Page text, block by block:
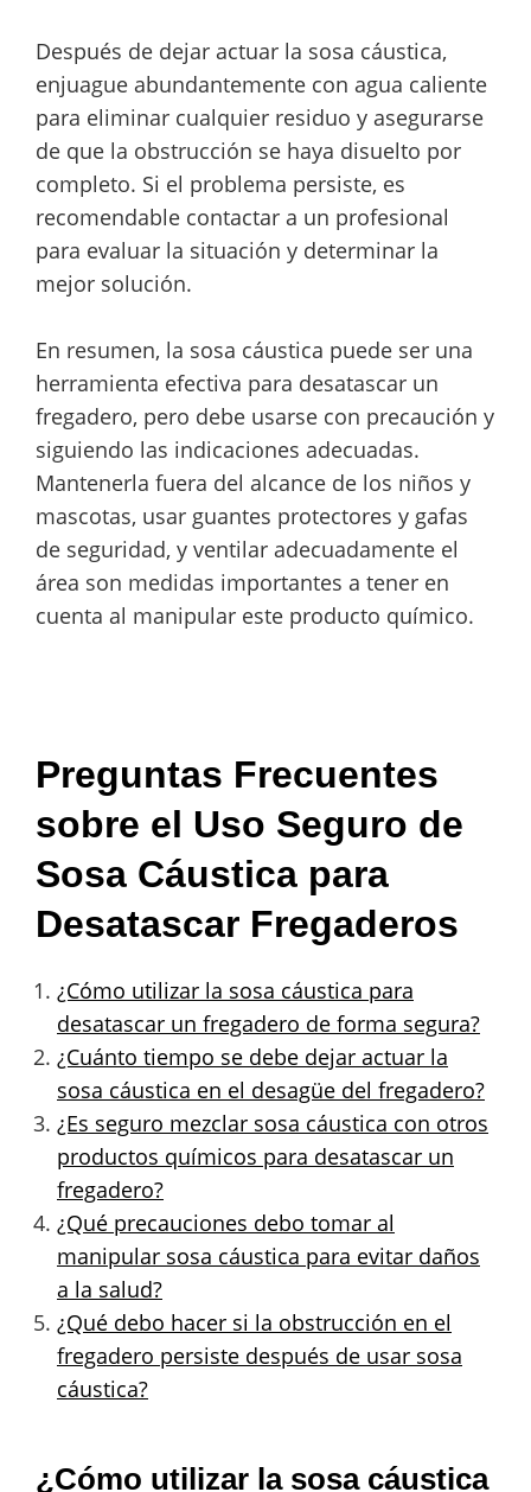
Después de dejar actuar la sosa cáustica,
enjuague abundantemente con agua caliente
para eliminar cualquier residuo y asegurarse
de que la obstrucción se haya disuelto por
completo. Si el problema persiste, es
recomendable contactar a un profesional
para evaluar la situación y determinar la
mejor solución.
En resumen, la sosa cáustica puede ser una
herramienta efectiva para desatascar un
fregadero, pero debe usarse con precaución y
siguiendo las indicaciones adecuadas.
Mantenerla fuera del alcance de los niños y
mascotas, usar guantes protectores y gafas
de seguridad, y ventilar adecuadamente el
área son medidas importantes a tener en
cuenta al manipular este producto químico.
Preguntas Frecuentes
sobre el Uso Seguro de
Sosa Cáustica para
Desatascar Fregaderos
¿Cómo utilizar la sosa cáustica para
desatascar un fregadero de forma segura?
¿Cuánto tiempo se debe dejar actuar la
sosa cáustica en el desagüe del fregadero?
¿Es seguro mezclar sosa cáustica con otros
productos químicos para desatascar un
fregadero?
¿Qué precauciones debo tomar al
manipular sosa cáustica para evitar daños
a la salud?
¿Qué debo hacer si la obstrucción en el
fregadero persiste después de usar sosa
cáustica?
¿Cómo utilizar la sosa cáustica